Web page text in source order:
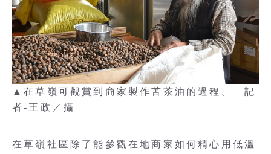
▲在草嶺可觀賞到商家製作苦茶油的過程。 記
者-王政／攝
在草嶺社區除了能參觀在地商家如何精心用低溫